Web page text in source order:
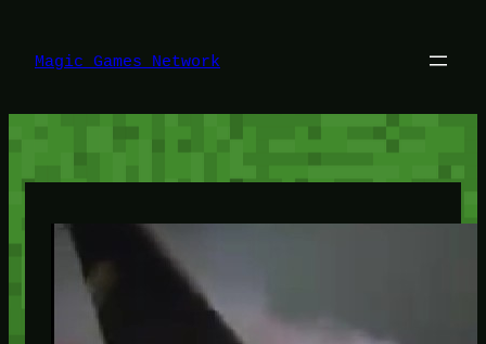
konten
Magic Games Network